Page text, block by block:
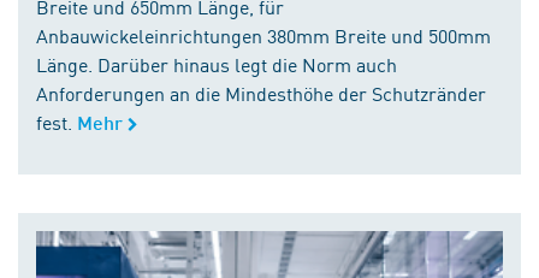
Breite und 650mm Länge, für
Anbauwickeleinrichtungen 380mm Breite und 500mm
Länge. Darüber hinaus legt die Norm auch
Anforderungen an die Mindesthöhe der Schutzränder
fest. Mehr